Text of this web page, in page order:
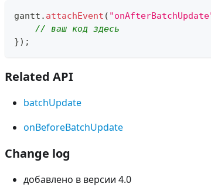
gantt . attachEvent (
// ваш код здесь
}) ;
Related API
batchUpdate
onBeforeBatchUpdate
Change log
добавлено в версии 4.0